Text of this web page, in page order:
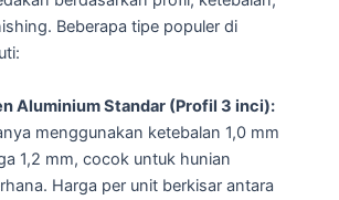
Beberapa tipe populer di
Aluminium Standar (Profil 3 inci):
menggunakan ketebalan 1,0 mm
1,2 mm, cocok untuk hunian
Harga per unit berkisar antara